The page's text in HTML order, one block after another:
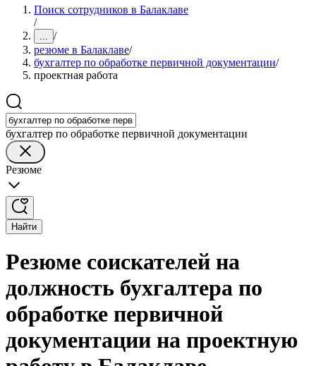
Поиск сотрудников в Балаклаве
/
... /
резюме в Балаклаве/
бухгалтер по обработке первичной документации/
проектная работа
бухгалтер по обработке первичной документации
Резюме
Найти
Резюме соискателей на
должность бухгалтера по
обработке первичной
документации на проектную